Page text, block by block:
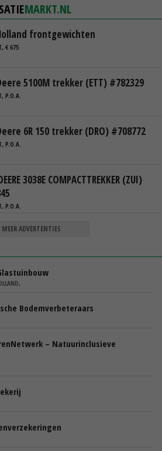
MARKT.NL
frontgewichten
€ 675
5100M trekker (ETT) #782329
P.O.A.
6R 150 trekker (DRO) #708772
P.O.A.
3038E COMPACTTREKKER (ZUI)
P.O.A.
MEER ADVERTENTIES
Bodemverbeteraars
– Natuurinclusieve